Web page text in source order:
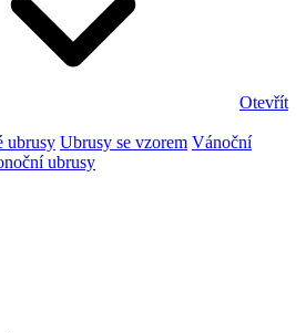
Otevřít
ubrusy Ubrusy se vzorem Vánoční
ubrusy